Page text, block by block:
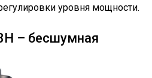
уровня мощности.
– бесшумная